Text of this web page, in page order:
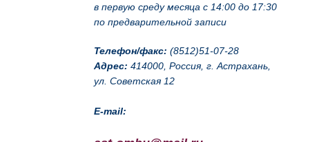
в первую среду месяца с 14:00 до 17:30
по предварительной записи
Телефон/факс: (8512)51-07-28
Адрес: 414000, Россия, г. Астрахань,
ул. Советская 12
E-mail: